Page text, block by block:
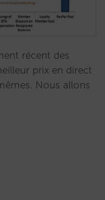
récent des
prix en direct
Nous allons